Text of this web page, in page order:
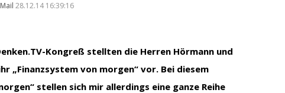
28.12.14 16:39:16
Kongreß stellten die Herren Hörmann und
„Finanzsystem von morgen“ vor. Bei diesem
stellen sich mir allerdings eine ganze Reihe